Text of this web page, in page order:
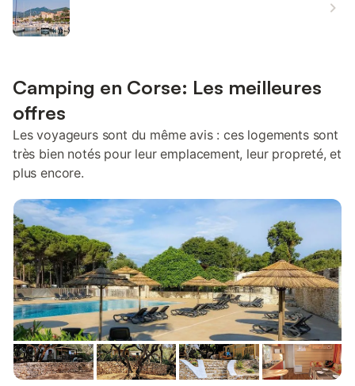
Camping en Corse: Les meilleures
offres
Les voyageurs sont du même avis : ces logements sont
très bien notés pour leur emplacement, leur propreté, et
plus encore.